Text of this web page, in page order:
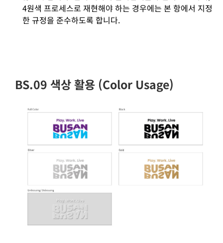
4원색 프로세스로 재현해야 하는 경우에는 본 항에서 지정
한 규정을 준수하도록 합니다.
BS.09 색상 활용 (Color Usage)